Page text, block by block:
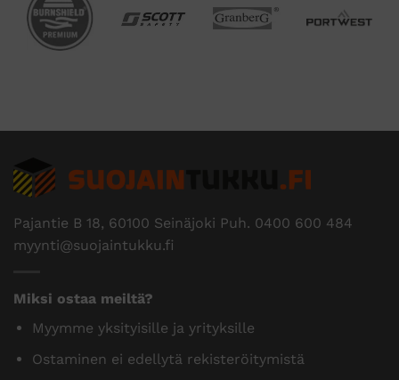
Pajantie B 18, 60100 Seinäjoki Puh. 0400 600 484
myynti@suojaintukku.fi
Miksi ostaa meiltä?
Myymme yksityisille ja yrityksille
Ostaminen ei edellytä rekisteröitymistä